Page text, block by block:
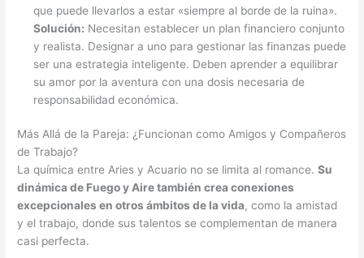
que puede llevarlos a estar «siempre al borde de la ruina».
Solución: Necesitan establecer un plan financiero conjunto
y realista. Designar a uno para gestionar las finanzas puede
ser una estrategia inteligente. Deben aprender a equilibrar
su amor por la aventura con una dosis necesaria de
responsabilidad económica.
Más Allá de la Pareja: ¿Funcionan como Amigos y Compañeros
de Trabajo?
La química entre Aries y Acuario no se limita al romance.Su
dinámica de Fuego y Aire también crea conexiones
excepcionales en otros ámbitos de la vida, como la amistad
y el trabajo, donde sus talentos se complementan de manera
casi perfecta.